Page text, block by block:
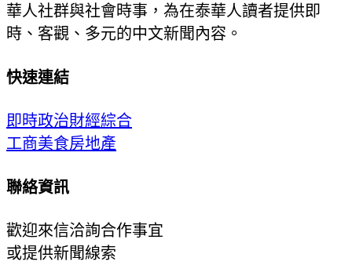
華人社群與社會時事，為在泰華人讀者提供即
時、客觀、多元的中文新聞內容。
快速連結
即時政治財經綜合
工商美食房地產
聯絡資訊
歡迎來信洽詢合作事宜
或提供新聞線索